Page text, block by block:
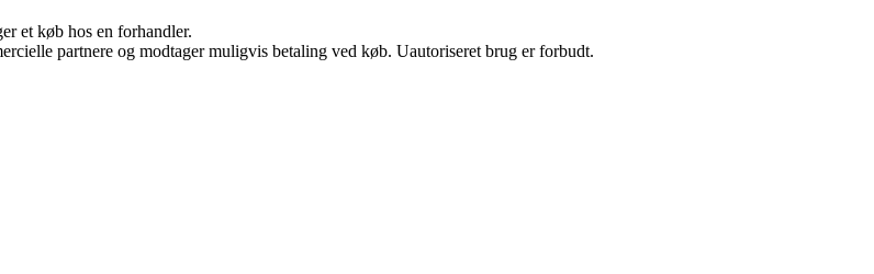
et køb hos en forhandler.
partnere og modtager muligvis betaling ved køb. Uautoriseret brug er forbudt.